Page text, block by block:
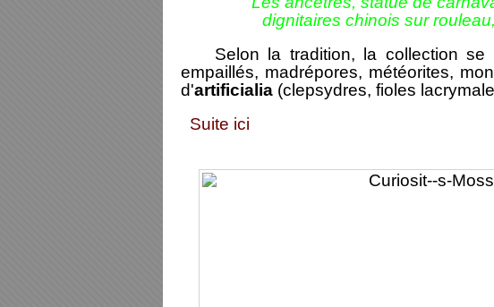
dignitaires chinois sur
Selon la tradition, la collection se
empaillés, madrépores, météorites,
d'artificialia (clepsydres, fioles
Suite ici